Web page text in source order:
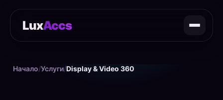
LuxAccs
Начало/Услуги/Display & Video 360